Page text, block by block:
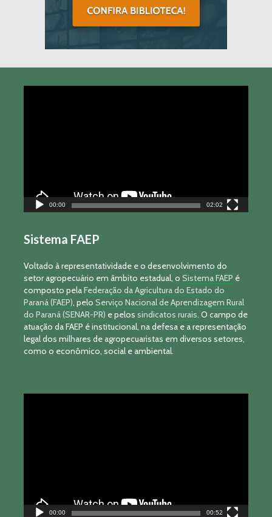
00:00 02:02
Sistema FAEP
Voltado à representatividade e o desenvolvimento do
setor agropecuário em âmbito estadual, o Sistema FAEP é
composto pelaFederação da Agricultura do Estado do
Paraná (FAEP), pelo Serviço Nacional de Aprendizagem Rural
do Paraná (SENAR-PR) e pelos sindicatos rurais. O campo de
atuação da FAEP é institucional, na defesa e a representação
legal dos milhares de agropecuaristas em diversos setores,
como o econômico, social e ambiental.
00:00 00:52